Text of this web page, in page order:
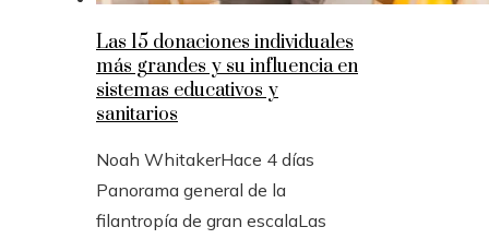
Las 15 donaciones individuales
más grandes y su influencia en
sistemas educativos y
sanitarios
Noah WhitakerHace 4 días
Panorama general de la
filantropía de gran escalaLas